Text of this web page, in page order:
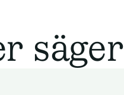
säger